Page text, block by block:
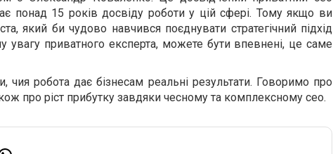
понад 15 років досвіду роботи у цій сфері. Тому якщо ви
який би чудово навчився поєднувати стратегічний підхід
увагу приватного експерта, можете бути впевнені, це саме
чия робота дає бізнесам реальні результати. Говоримо про
про ріст прибутку завдяки чесному та комплексному сео.